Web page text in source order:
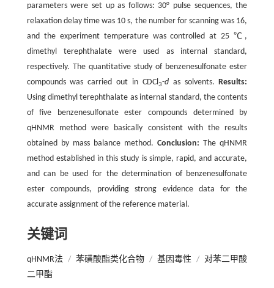
parameters were set up as follows: 30° pulse sequences, the
relaxation delay time was 10 s, the number for scanning was 16,
and the experiment temperature was controlled at 25 ℃,
dimethyl terephthalate were used as internal standard,
respectively. The quantitative study of benzenesulfonate ester
compounds was carried out in CDCl3-das solvents.Results:
Using dimethyl terephthalate as internal standard, the contents
of five benzenesulfonate ester compounds determined by
qHNMR method were basically consistent with the results
obtained by mass balance method.Conclusion: The qHNMR
method established in this study is simple, rapid, and accurate,
and can be used for the determination of benzenesulfonate
ester compounds, providing strong evidence data for the
accurate assignment of the reference material.
关键词
qHNMR法 / 苯磺酸酯类化合物 / 基因毒性 / 对苯二甲酸
二甲酯